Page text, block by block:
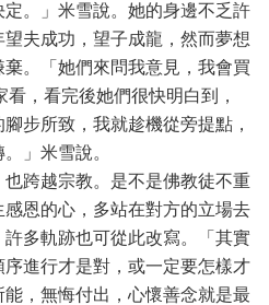
。」米雪說。她的身邊不乏許
夫成功，望子成龍，然而夢想
。「她們來問我意見，我會買
，看完後她們很快明白到，
步所致，我就趁機從旁提點，
」米雪說。
跨越宗教。是不是佛教徒不重
恩的心，多站在對方的立場去
多軌跡也可從此改寫。「其實
進行才是對，或一定要怎樣才
，無悔付出，心懷善念就是最